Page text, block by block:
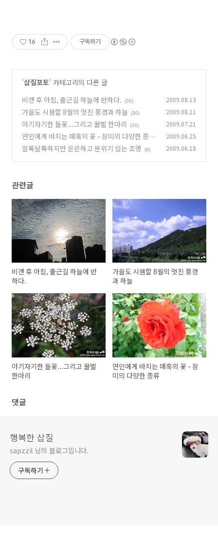
16 구독하기
'삽질포토' 카테고리의 다른 글
비갠 후 아침, 출근길 하늘에 반하다.
(26) 2009.08.13
가을도 시샘할 8월의 멋진 풍경과 하늘 (30) 2009.08.11
아기자기한 들꽃...그리고 꿀벌 한마리 (24) 2009.07.21
연인에게 바치는 매혹의 꽃 - 장미의 다양한 종류
(6)
2009.06.25
알록달록하지만 은은하고 분위기 있는 조명 (8) 2009.06.18
관련글
비갠 후 아침, 출근길 하늘에 반
하다.
가을도 시샘할 8월의 멋진 풍경
과 하늘
아기자기한 들꽃...그리고 꿀벌
한마리
연인에게 바치는 매혹의 꽃 - 장
미의 다양한 종류
댓글
행복한 삽질
sapzzil 님의 블로그입니다.
구독하기